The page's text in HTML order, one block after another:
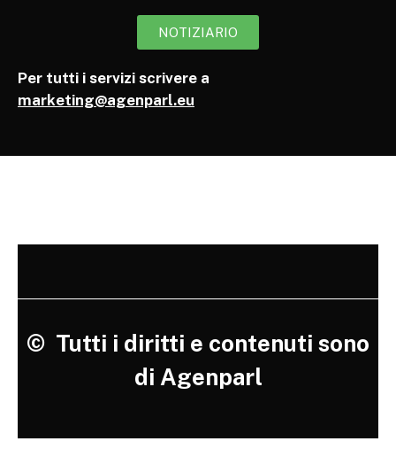
NOTIZIARIO
Per tutti i servizi scrivere a
marketing@agenparl.eu
© Tutti i diritti e contenuti sono
di Agenparl